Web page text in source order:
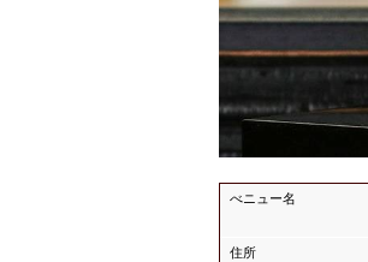
べニュー名
住所